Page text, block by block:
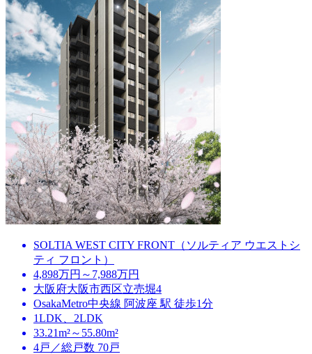
SOLTIA WEST CITY FRONT（ソルティア ウエストシ
ティ フロント）
4,898万円～7,988万円
大阪府大阪市西区立売堀4
OsakaMetro中央線 阿波座 駅 徒歩1分
1LDK、2LDK
33.21m²～55.80m²
4戸／総戸数 70戸